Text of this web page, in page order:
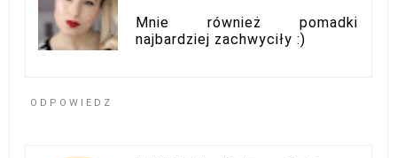
Mnie również pomadki
najbardziej zachwyciły :)
ODPOWIEDZ